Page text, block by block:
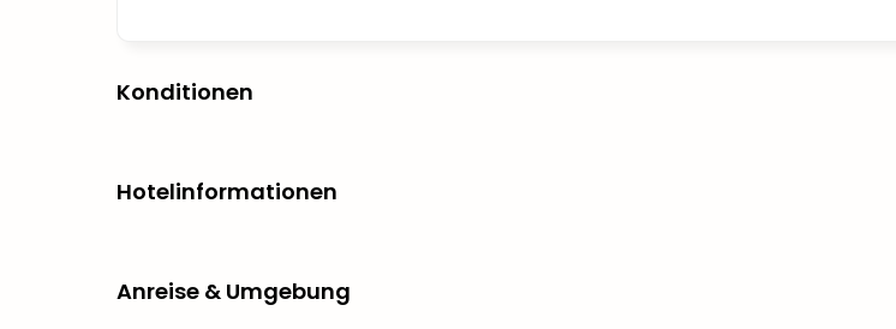
Konditionen
Hotelinformationen
Anreise & Umgebung